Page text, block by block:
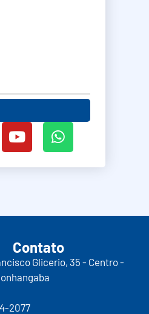
Contato
Glicerio, 35 - Centro -
2077